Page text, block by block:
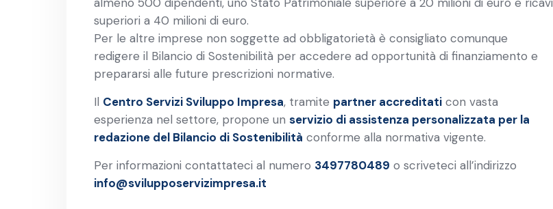
superiori a 40 milioni di euro.
Per le altre imprese non soggette ad obbligatorietà è consigliato comunque
redigere il Bilancio di Sostenibilità per accedere ad opportunità di finanziamento e
prepararsi alle future prescrizioni normative.
Il Centro Servizi Sviluppo Impresa, tramite partner accreditati con vasta
esperienza nel settore, propone un servizio di assistenza personalizzata per la
redazione del Bilancio di Sostenibilità conforme alla normativa vigente.
Per informazioni contattateci al numero 3497780489 o scriveteci all’indirizzo
info@svilupposervizimpresa.it